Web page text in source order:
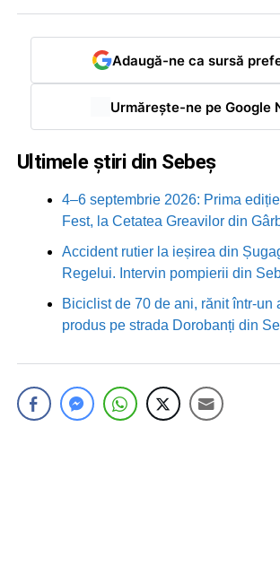
Adaugă-ne ca sursă
Urmărește-ne pe Google
Ultimele știri din Sebeș
4–6 septembrie 2026: Prima
Fest, la Cetatea Greavilor din
Accident rutier la ieșirea din
Regelui. Intervin pompierii din
Biciclist de 70 de ani, rănit într-un
produs pe strada Dorobanți din